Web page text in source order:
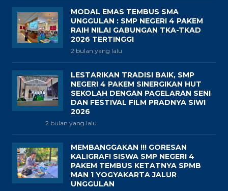
MODAL EMAS TEMBUS SMA
UNGGULAN : SMP NEGERI 4 PAKEM
RAIH NILAI GABUNGAN TKA-TKAD
2026 TERTINGGI
2 bulan yang lalu
LESTARIKAN TRADISI BAIK, SMP
NEGERI 4 PAKEM SINERGIKAN HUT
SEKOLAH DENGAN PAGELARAN SENI
DAN FESTIVAL FILM PRADNYA SIWI
2026
2 bulan yang lalu
MEMBANGGAKAN !!! GORESAN
KALIGRAFI SISWA SMP NEGERI 4
PAKEM TEMBUS KETATNYA SPMB
MAN 1 YOGYAKARTA JALUR
UNGGULAN